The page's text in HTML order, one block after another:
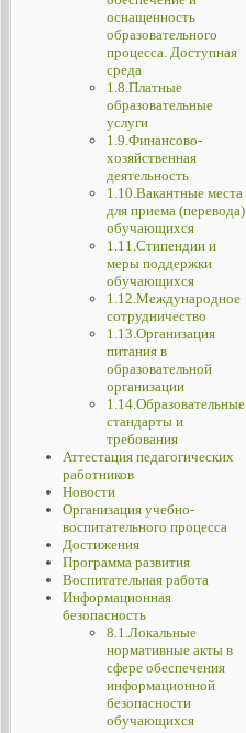
оснащенность
образовательного
процесса. Доступная
среда
1.8.Платные
образовательные
услуги
1.9.Финансово-
хозяйственная
деятельность
1.10.Вакантные места
для приема (перевода)
обучающихся
1.11.Стипендии и
меры поддержки
обучающихся
1.12.Международное
сотрудничество
1.13.Организация
питания в
образовательной
организации
1.14.Образовательные
стандарты и
требования
Аттестация педагогических
работников
Новости
Организация учебно-
воспитательного процесса
Достижения
Программа развития
Воспитательная работа
Информационная
безопасность
8.1.Локальные
нормативные акты в
сфере обеспечения
информационной
безопасности
обучающихся